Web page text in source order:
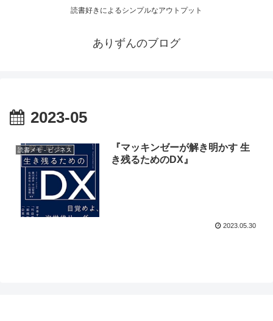
読書好きによるシンプルなアウトプット
ありずんのブログ
2023-05
読書メモ - ビジネス
『マッキンゼーが解き明かす 生
き残るためのDX』
2023.05.30